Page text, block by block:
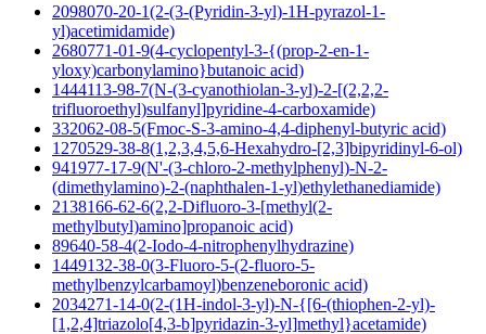
2098070-20-1(2-(3-(Pyridin-3-yl)-1H-pyrazol-1-
yl)acetimidamide)
2680771-01-9(4-cyclopentyl-3-{(prop-2-en-1-
yloxy)carbonylamino}butanoic acid)
1444113-98-7(N-(3-cyanothiolan-3-yl)-2-[(2,2,2-
trifluoroethyl)sulfanyl]pyridine-4-carboxamide)
332062-08-5(Fmoc-S-3-amino-4,4-diphenyl-butyric acid)
1270529-38-8(1,2,3,4,5,6-Hexahydro-[2,3]bipyridinyl-6-ol)
941977-17-9(N'-(3-chloro-2-methylphenyl)-N-2-
(dimethylamino)-2-(naphthalen-1-yl)ethylethanediamide)
2138166-62-6(2,2-Difluoro-3-[methyl(2-
methylbutyl)amino]propanoic acid)
89640-58-4(2-Iodo-4-nitrophenylhydrazine)
1449132-38-0(3-Fluoro-5-(2-fluoro-5-
methylbenzylcarbamoyl)benzeneboronic acid)
2034271-14-0(2-(1H-indol-3-yl)-N-{[6-(thiophen-2-yl)-
[1,2,4]triazolo[4,3-b]pyridazin-3-yl]methyl}acetamide)